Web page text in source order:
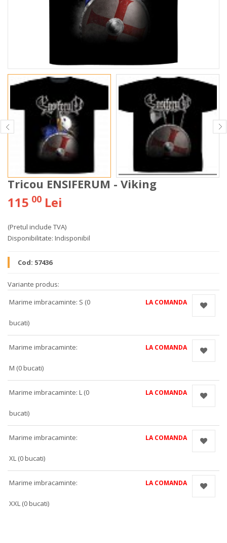
Tricou ENSIFERUM - Viking
115 00 Lei
(Pretul include TVA)
Disponibilitate: Indisponibil
Cod: 57436
Variante produs:
Marime imbracaminte: S (0
bucati)
LA COMANDA
Marime imbracaminte:
M (0 bucati)
LA COMANDA
Marime imbracaminte: L (0
bucati)
LA COMANDA
Marime imbracaminte:
XL (0 bucati)
LA COMANDA
Marime imbracaminte:
XXL (0 bucati)
LA COMANDA